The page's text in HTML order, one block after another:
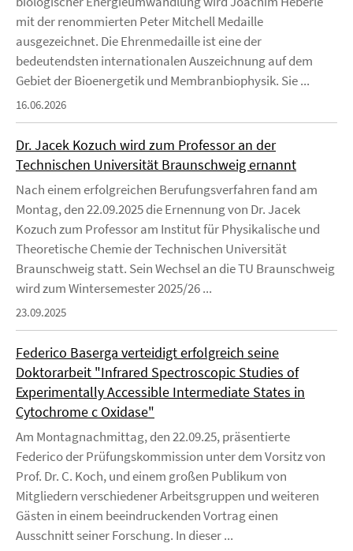
mit der renommierten Peter Mitchell Medaille
ausgezeichnet. Die Ehrenmedaille ist eine der
bedeutendsten internationalen Auszeichnung auf dem
Gebiet der Bioenergetik und Membranbiophysik. Sie ...
16.06.2026
Dr. Jacek Kozuch wird zum Professor an der
Technischen Universität Braunschweig ernannt
Nach einem erfolgreichen Berufungsverfahren fand am
Montag, den 22.09.2025 die Ernennung von Dr. Jacek
Kozuch zum Professor am Institut für Physikalische und
Theoretische Chemie der Technischen Universität
Braunschweig statt. Sein Wechsel an die TU Braunschweig
wird zum Wintersemester 2025/26 ...
23.09.2025
Federico Baserga verteidigt erfolgreich seine
Doktorarbeit "Infrared Spectroscopic Studies of
Experimentally Accessible Intermediate States in
Cytochrome c Oxidase"
Am Montagnachmittag, den 22.09.25, präsentierte
Federico der Prüfungskommission unter dem Vorsitz von
Prof. Dr. C. Koch, und einem großen Publikum von
Mitgliedern verschiedener Arbeitsgruppen und weiteren
Gästen in einem beeindruckenden Vortrag einen
Ausschnitt seiner Forschung. In dieser ...